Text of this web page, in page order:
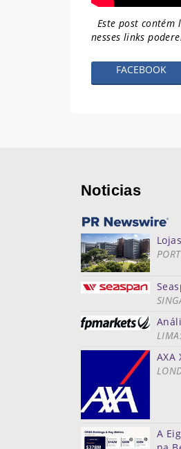
Este post
nesses links
FACEBOOK
Noticias
A